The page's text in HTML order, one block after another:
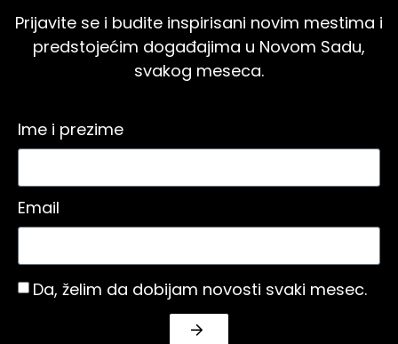
Prijavite se i budite inspirisani novim mestima i
predstojećim događajima u Novom Sadu,
svakog meseca.
Ime i prezime
Email
Da, želim da dobijam novosti svaki mesec.